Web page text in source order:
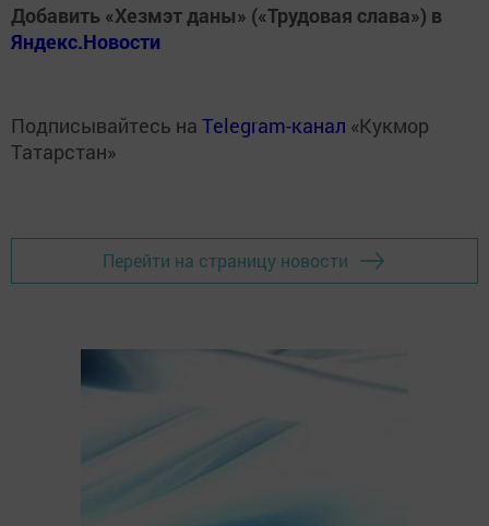
Добавить «Хезмэт даны» («Трудовая слава») в
Яндекс.Новости
Подписывайтесь на Telegram-канал «Кукмор
Татарстан»
Перейти на страницу новости